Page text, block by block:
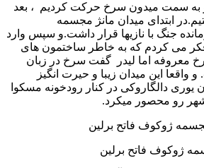
به سمت میدون سرخ حرکت کردیم ، بعد
ابتدای میدان مانژ مجسمه
جنگ با نازیها قرار داشت.و سپس وارد
می کردم که به خاطر ساختمون های
معروفه اما لیدر گفت سرخ در زبان
این میدان زیبا و حیرت انگیز
یوری دالگاروکی در کنار رودخونه مسکوا
رو محصور میکرد.
ژوکوف فاتح برلین